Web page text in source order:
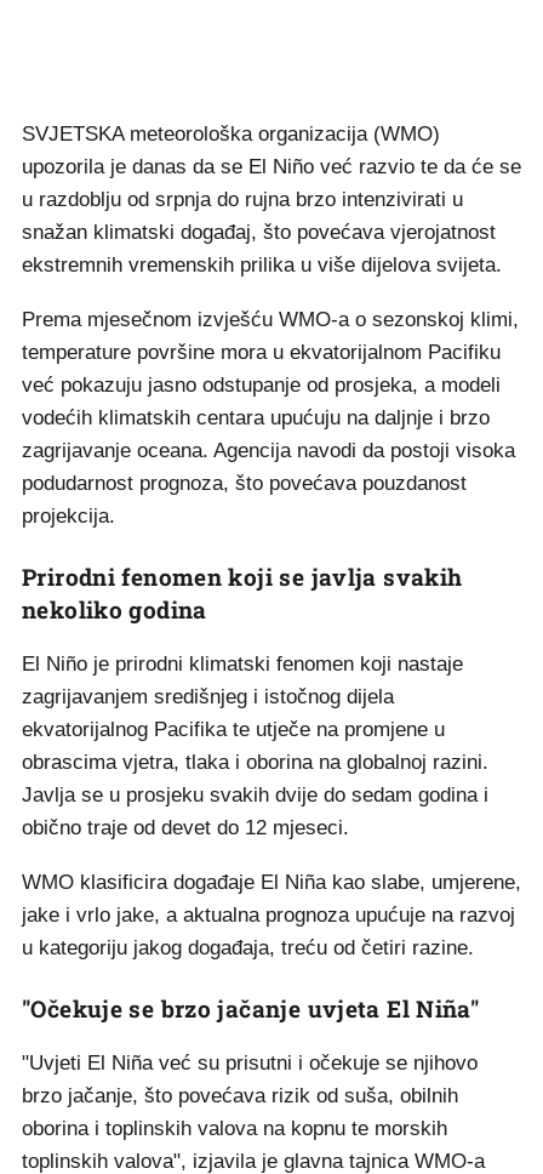
SVJETSKA meteorološka organizacija (WMO)
upozorila je danas da se El Niño već razvio te da će se
u razdoblju od srpnja do rujna brzo intenzivirati u
snažan klimatski događaj, što povećava vjerojatnost
ekstremnih vremenskih prilika u više dijelova svijeta.
Prema mjesečnom izvješću WMO-a o sezonskoj klimi,
temperature površine mora u ekvatorijalnom Pacifiku
već pokazuju jasno odstupanje od prosjeka, a modeli
vodećih klimatskih centara upućuju na daljnje i brzo
zagrijavanje oceana. Agencija navodi da postoji visoka
podudarnost prognoza, što povećava pouzdanost
projekcija.
Prirodni fenomen koji se javlja svakih
nekoliko godina
El Niño je prirodni klimatski fenomen koji nastaje
zagrijavanjem središnjeg i istočnog dijela
ekvatorijalnog Pacifika te utječe na promjene u
obrascima vjetra, tlaka i oborina na globalnoj razini.
Javlja se u prosjeku svakih dvije do sedam godina i
obično traje od devet do 12 mjeseci.
WMO klasificira događaje El Niña kao slabe, umjerene,
jake i vrlo jake, a aktualna prognoza upućuje na razvoj
u kategoriju jakog događaja, treću od četiri razine.
"Očekuje se brzo jačanje uvjeta El Niña"
"Uvjeti El Niña već su prisutni i očekuje se njihovo
brzo jačanje, što povećava rizik od suša, obilnih
oborina i toplinskih valova na kopnu te morskih
toplinskih valova", izjavila je glavna tajnica WMO-a